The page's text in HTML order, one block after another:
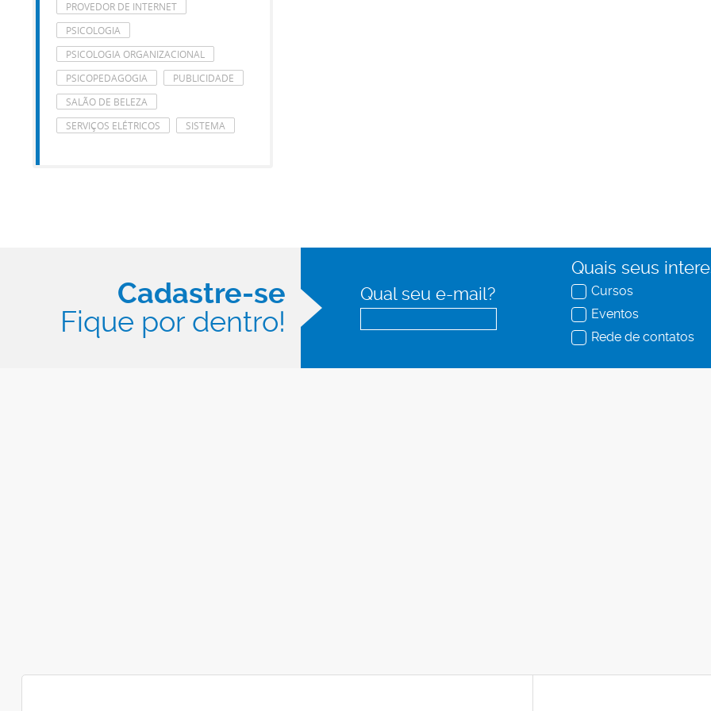
PROVEDOR DE INTERNET
PSICOLOGIA
PSICOLOGIA ORGANIZACIONAL
PSICOPEDAGOGIA
PUBLICIDADE
SALÃO DE BELEZA
SERVIÇOS ELÉTRICOS
SISTEMA
Cadastre-se
Fique por dentro!
Qual seu e-mail?
Quais seus
Cursos
Eventos
Rede de contatos